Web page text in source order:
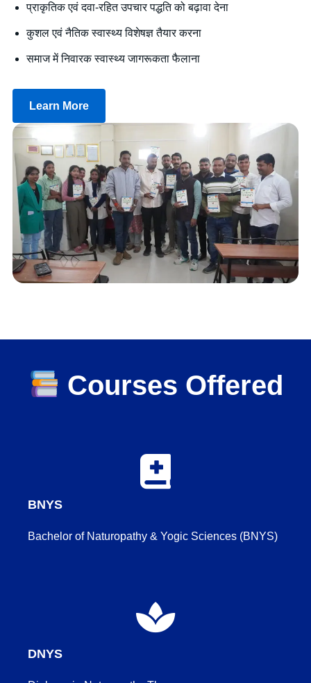
प्राकृतिक एवं दवा-रहित उपचार पद्धति को बढ़ावा देना
कुशल एवं नैतिक स्वास्थ्य विशेषज्ञ तैयार करना
समाज में निवारक स्वास्थ्य जागरूकता फैलाना
Learn More
Courses Offered
BNYS
Bachelor of Naturopathy & Yogic Sciences (BNYS)
DNYS